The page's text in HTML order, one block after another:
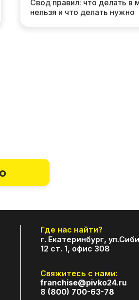
Свод правил: что делать в
нельзя и что делать нужно
Свяжитесь с нами:
franchise@pivko24.ru
8 (800) 700-63-78
Где нас найти?
г. Екатеринбург,
12 ст. 1, офис 308